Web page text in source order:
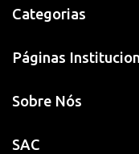
Categorias
Páginas
Sobre Nós
SAC